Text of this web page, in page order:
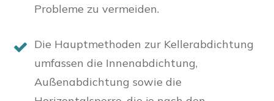
Probleme zu vermeiden.
Die Hauptmethoden zur Kellerabdichtung
umfassen die Innenabdichtung,
Außenabdichtung sowie die